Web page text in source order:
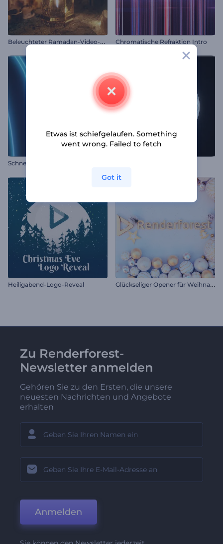
B
eleuchteter Ramadan-Video-Opener Chromatische Refraktion Intro
Schnelles Intro für Neonebenen
Heiligabend-Logo-Reveal G
lückseliger Opener für Weihnachten
Zu Renderforest-
Newsletter anmelden
Gehören Sie zu den Ersten, die unsere
neuesten Nachrichten und Angebote
erhalten
Anmelden
Etwas ist schiefgelaufen. Something
went wrong. Failed to fetch
Got it